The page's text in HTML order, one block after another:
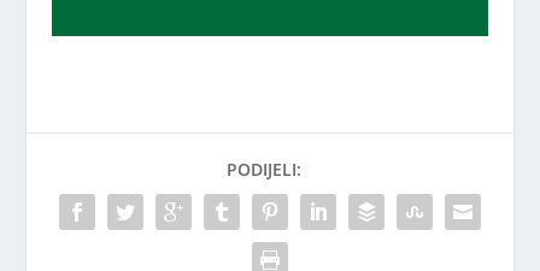
PODIJELI: